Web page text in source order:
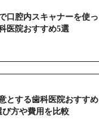
口腔内スキャナーを使っ
医院おすすめ5選
とする歯科医院おすすめ
び方や費用を比較